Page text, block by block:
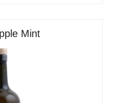
Mint